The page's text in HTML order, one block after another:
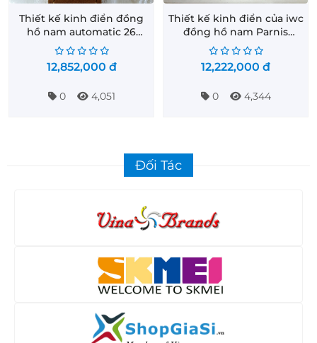
Thiết kế kinh điển đồng
hồ nam automatic 26
chân kính Parnis PA6062-
2
12,852,000 đ
0 4,051
Thiết kế kinh điển của iwc
đồng hồ nam Parnis
PA6062-6
12,222,000 đ
0 4,344
Đối Tác